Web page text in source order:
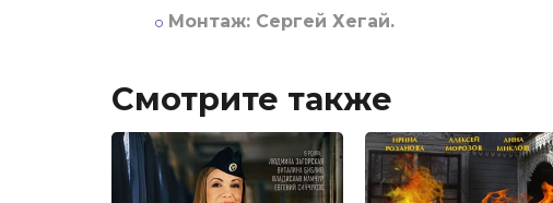
Монтаж: Сергей Хегай.
Смотрите также